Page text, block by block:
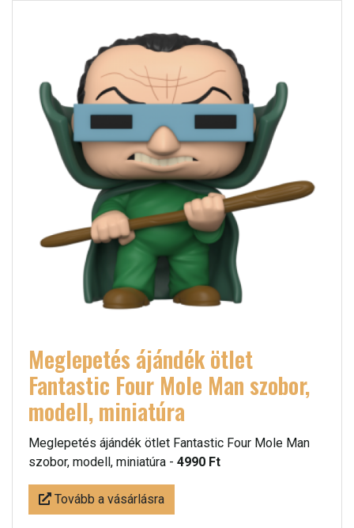
Meglepetés ájándék ötlet
Fantastic Four Mole Man szobor,
modell, miniatúra
Meglepetés ájándék ötlet Fantastic Four Mole Man
szobor, modell, miniatúra - 4990 Ft
Tovább a vásárlásra